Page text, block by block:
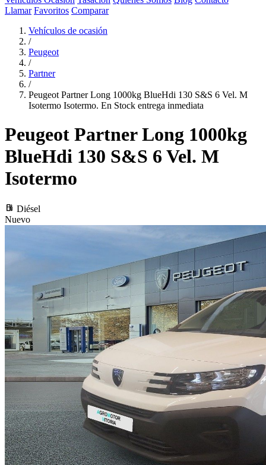
Llamar Favoritos Comparar
Vehículos de ocasión
/
Peugeot
/
Partner
/
Peugeot Partner Long 1000kg BlueHdi 130 S&S 6 Vel. M
Isotermo Isotermo. En Stock entrega inmediata
Peugeot PartnerLong 1000kg
BlueHdi 130 S&S 6 Vel. M
Isotermo
local_gas_station Diésel
Nuevo